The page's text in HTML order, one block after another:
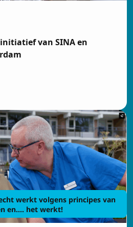
van SINA en
werkt volgens principes van
en.... het werkt!